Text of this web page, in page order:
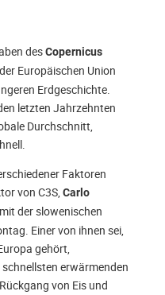
desCopernicus
Europäischen Union
Erdgeschichte.
letzten Jahrzehnten
Durchschnitt,
Faktoren
von C3S, Carlo
der slowenischen
Einer von ihnen sei,
gehört,
erwärmenden
von Eis und